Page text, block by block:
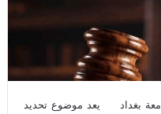
بغداد يعد موضوع تحديد